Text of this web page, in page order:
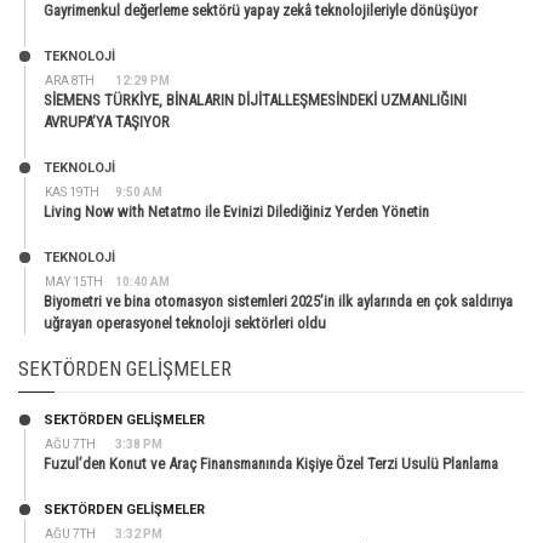
Gayrimenkul değerleme sektörü yapay zekâ teknolojileriyle dönüşüyor
ARA 8TH 12:29 PM
TEKNOLOJİ
SİEMENS TÜRKİYE, BİNALARIN DİJİTALLEŞMESİNDEKİ UZMANLIĞINI
AVRUPA’YA TAŞIYOR
KAS 19TH 9:50 AM
TEKNOLOJİ
Living Now with Netatmo ile Evinizi Dilediğiniz Yerden Yönetin
MAY 15TH 10:40 AM
TEKNOLOJİ
Biyometri ve bina otomasyon sistemleri 2025’in ilk aylarında en çok saldırıya
uğrayan operasyonel teknoloji sektörleri oldu
SEKTÖRDEN GELIŞMELER
AĞU 7TH 3:38 PM
SEKTÖRDEN GELIŞMELER
Fuzul’den Konut ve Araç Finansmanında Kişiye Özel Terzi Usulü Planlama
AĞU 7TH 3:32 PM
SEKTÖRDEN GELIŞMELER